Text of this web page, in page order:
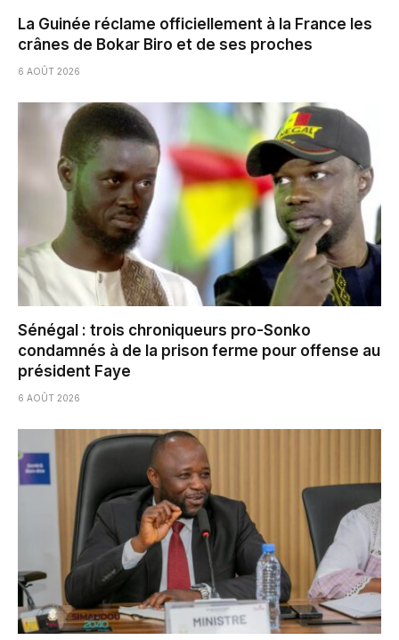
La Guinée réclame officiellement à la France les
crânes de Bokar Biro et de ses proches
6 AOÛT 2026
Sénégal : trois chroniqueurs pro-Sonko
condamnés à de la prison ferme pour offense au
président Faye
6 AOÛT 2026